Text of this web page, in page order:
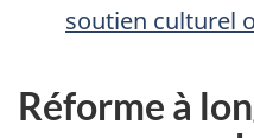
soutien culturel
Réforme à